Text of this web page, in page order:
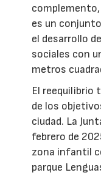
es un
el desarrollo
sociales con
metros
El reequilibrio
de los
ciudad. La
febrero de
zona infantil
parque